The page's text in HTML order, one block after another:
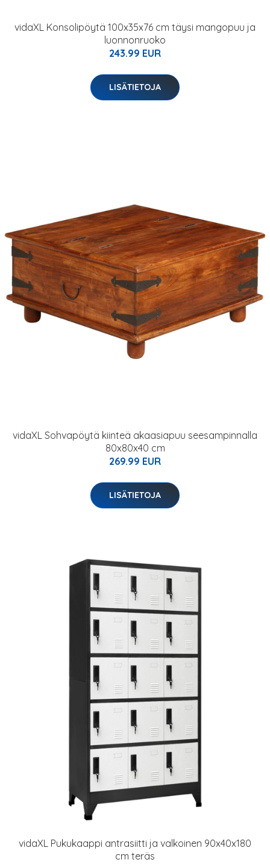
vidaXL Konsolipöytä 100x35x76 cm täysi mangopuu ja
luonnonruoko
243.99 EUR
LISÄTIETOJA
vidaXL Sohvapöytä kiinteä akaasiapuu seesampinnalla
80x80x40 cm
269.99 EUR
LISÄTIETOJA
vidaXL Pukukaappi antrasiitti ja valkoinen 90x40x180
cm teräs